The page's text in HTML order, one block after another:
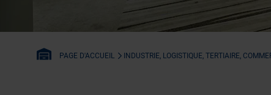
PAGE D'ACCUEIL INDUSTRIE, LOGISTIQUE, TERTIAIRE,